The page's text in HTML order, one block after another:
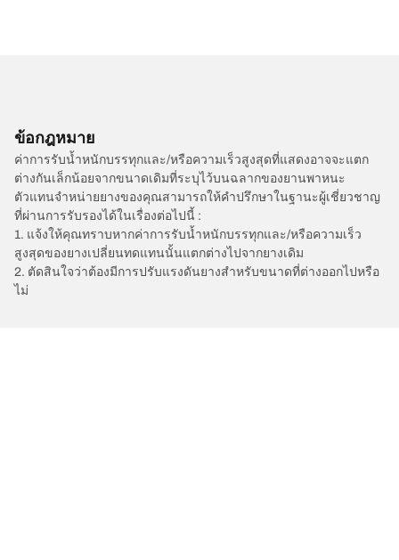
ข้อกฎหมาย
ค่าการรับน้ำหนักบรรทุกและ/หรือความเร็วสูงสุดที่แสดงอาจจะแตก
ต่างกันเล็กน้อยจากขนาดเดิมที่ระบุไว้บนฉลากของยานพาหนะ
ตัวแทนจำหน่ายยางของคุณสามารถให้คำปรึกษาในฐานะผู้เชี่ยวชาญ
ที่ผ่านการรับรองได้ในเรื่องต่อไปนี้ :
1. แจ้งให้คุณทราบหากค่าการรับน้ำหนักบรรทุกและ/หรือความเร็ว
สูงสุดของยางเปลี่ยนทดแทนนั้นแตกต่างไปจากยางเดิม
2. ตัดสินใจว่าต้องมีการปรับแรงดันยางสำหรับขนาดที่ต่างออกไปหรือ
ไม่